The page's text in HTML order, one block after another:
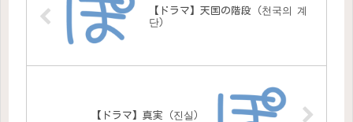
【ドラマ】天国の階段（천국의 계
단）
【ドラマ】真実（진실）